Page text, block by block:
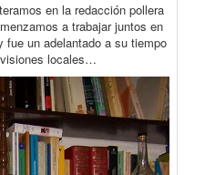
en la redacción pollera
a trabajar juntos en
un adelantado a su tiempo
locales…